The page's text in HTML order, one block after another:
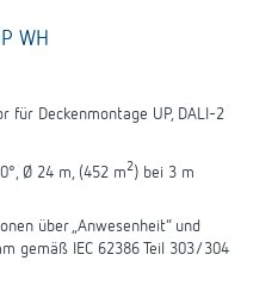
WH
für Deckenmontage UP, DALI-2
Ø 24 m, (452 m2) bei 3 m
über „Anwesenheit“ und
gemäß IEC 62386 Teil 303/304